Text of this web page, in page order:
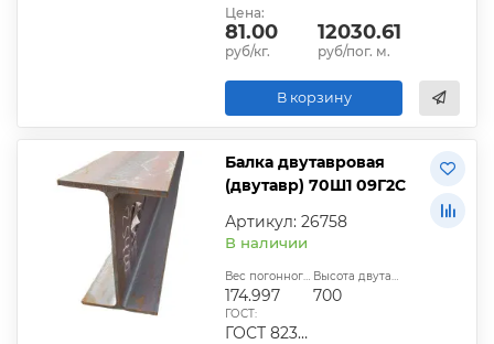
Цена:
81.00
руб/кг.
12030.61
руб/пог. м.
В корзину
Балка двутавровая
(двутавр) 70Ш1 09Г2С
Артикул: 26758
В наличии
Вес погонного метра, кг:
174.997
Высота двутавра:
700
ГОСТ:
ГОСТ 8239-89